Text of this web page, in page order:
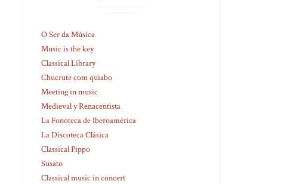
O Ser da Música
Music is the key
Classical Library
Chucrute com quiabo
Meeting in music
Medieval y Renacentista
La Fonoteca de Iberoamérica
La Discoteca Clásica
Classical Pippo
Susato
Classical music in concert